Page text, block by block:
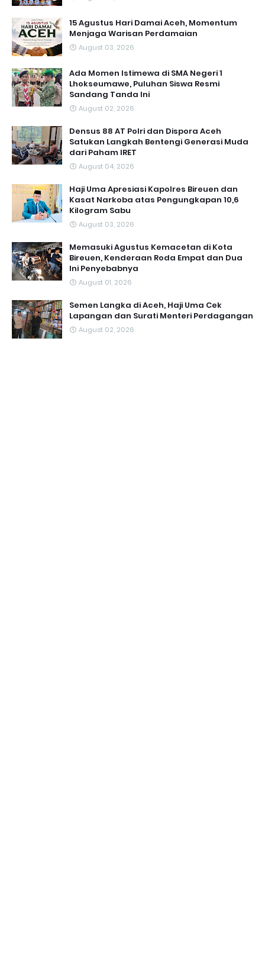
15 Agustus Hari Damai Aceh, Momentum
Menjaga Warisan Perdamaian
August 03, 2026
Ada Momen Istimewa di SMA Negeri 1
Lhokseumawe, Puluhan Siswa Resmi
Sandang Tanda Ini
August 02, 2026
Densus 88 AT Polri dan Dispora Aceh
Satukan Langkah Bentengi Generasi Muda
dari Paham IRET
August 04, 2026
Haji Uma Apresiasi Kapolres Bireuen dan
Kasat Narkoba atas Pengungkapan 10,6
Kilogram Sabu
August 03, 2026
Memasuki Agustus Kemacetan di Kota
Bireuen, Kenderaan Roda Empat dan Dua
Ini Penyebabnya
August 01, 2026
Semen Langka di Aceh, Haji Uma Cek
Lapangan dan Surati Menteri Perdagangan
August 02, 2026